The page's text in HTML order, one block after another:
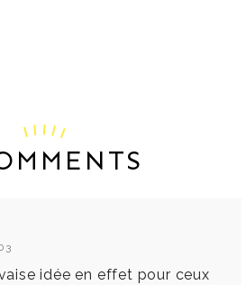
idée en effet pour ceux